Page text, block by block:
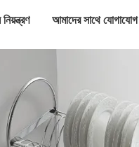
আমাদের সাথে যোগাযোগ